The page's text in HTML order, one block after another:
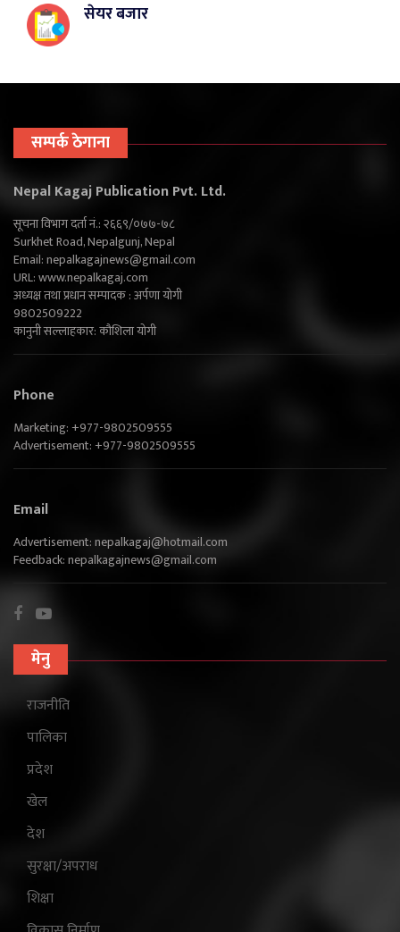
सेयर बजार
सम्पर्क ठेगाना
Nepal Kagaj Publication Pvt. Ltd.
सूचना विभाग दर्ता नं.: २६६९/०७७-७८
Surkhet Road, Nepalgunj, Nepal
Email:nepalkagajnews@gmail.com
URL: www.nepalkagaj.com
अध्यक्ष तथा प्रधान सम्पादक : अर्पणा योगी
9802509222
कानुनी सल्लाहकार: कौशिला योगी
Phone
Marketing: +977-9802509555
Advertisement: +977-9802509555
Email
Advertisement:nepalkagaj@hotmail.com
Feedback:nepalkagajnews@gmail.com
मेनु
राजनीति
पालिका
प्रदेश
खेल
देश
सुरक्षा/अपराध
शिक्षा